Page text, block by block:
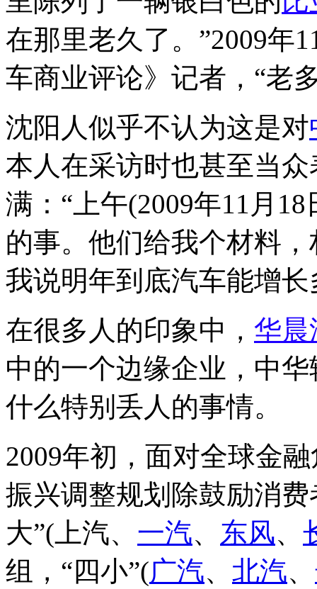
在那里老久了。”2009年
车商业评论》记者，“老
沈阳人似乎不认为这是对
本人在采访时也甚至当
满：“上午(2009年11月
的事。他们给我个材料
我说明年到底汽车能增
在很多人的印象中， 华晨
中的一个边缘企业，中
什么特别丢人的事情。
2009年初，面对全球金
振兴调整规划除鼓励消费
大”(上汽、 一汽、 东风、
组，“四小”(广汽、 北汽、